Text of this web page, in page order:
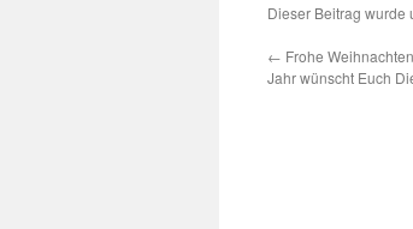
Dieser Beitrag wurde
← Frohe
Jahr wünscht Euch